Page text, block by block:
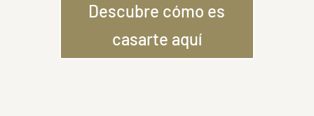
Descubre cómo es
casarte aquí